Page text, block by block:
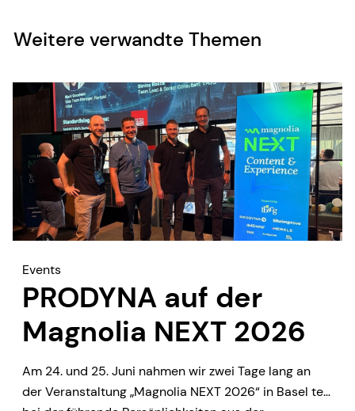
Weitere verwandte Themen
Events
PRODYNA auf der
Magnolia NEXT 2026
Am 24. und 25. Juni nahmen wir zwei Tage lang an
der Veranstaltung „Magnolia NEXT 2026“ in Basel teil,